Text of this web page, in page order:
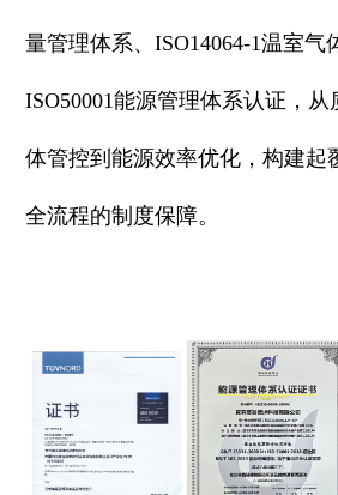
量管理体系、ISO14064-1温室气
ISO50001能源管理体系认证，
体管控到能源效率优化，构建起
全流程的制度保障。